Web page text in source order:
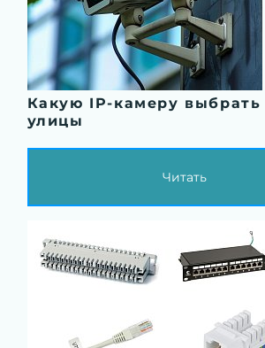
Какую IP-камеру выбрать
улицы
Читать